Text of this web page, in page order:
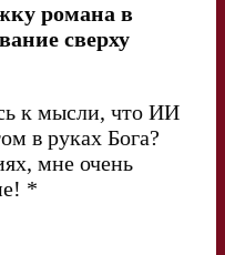
романа в
сверху
к мысли, что ИИ
в руках Бога?
мне очень
*